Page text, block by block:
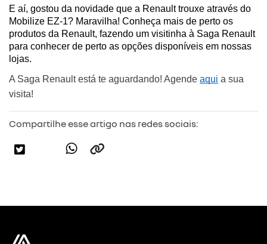
E aí, gostou da novidade que a Renault trouxe através do
Mobilize EZ-1? Maravilha! Conheça mais de perto os
produtos da Renault, fazendo um visitinha à Saga Renault
para conhecer de perto as opções disponíveis em nossas
lojas.
A Saga Renault está te aguardando! Agende aqui a sua
visita!
Compartilhe esse artigo nas redes sociais: